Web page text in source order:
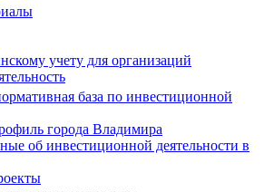
учету для организаций
база по инвестиционной
города Владимира
об инвестиционной деятельности в